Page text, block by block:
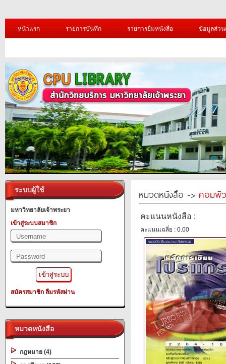
หน้าแรก รายการบันทึก รายการยืมหนังสือ ข้อมูลส่ว
ระบบผู้ใช้
มหาวิทยาลัยเจ้าพระยา
เข้าสู่ระบบสมาชิก
สมัครสมาชิก ลืมรหัสผ่าน
หมวดหนังสือ
กฎหมาย (4)
หมวดหนังสือ -> คอมพิ
คะแนนหนังสือ :
คะแนนเฉลี่ย : 0.00